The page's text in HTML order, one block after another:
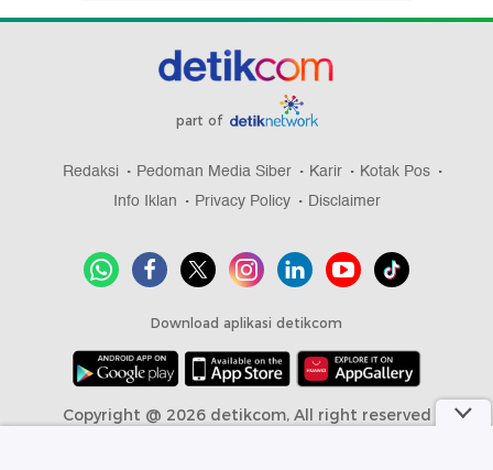
part of
Redaksi Pedoman Media Siber Karir
Kotak Pos
Info Iklan
Privacy Policy Disclaimer
Download aplikasi detikcom
Copyright @ 2026 detikcom, All right reserved